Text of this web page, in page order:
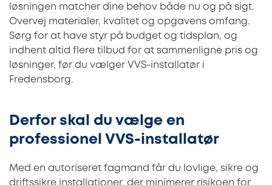
løsningen matcher dine behov både nu og på sigt.
Overvej materialer, kvalitet og opgavens omfang.
Sørg for at have styr på budget og tidsplan, og
indhent altid flere tilbud for at sammenligne pris og
løsninger, før du vælger VVS-installatør i
Fredensborg.
Derfor skal du vælge en
professionel VVS-installatør
Med en autoriseret fagmand får du lovlige, sikre og
driftssikre installationer, der minimerer risikoen for